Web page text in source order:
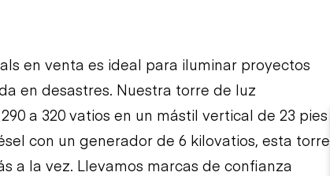
en venta es ideal para iluminar proyectos
en desastres. Nuestra torre de luz
a 320 vatios en un mástil vertical de 23 pies
con un generador de 6 kilovatios, esta torre
a la vez. Llevamos marcas de confianza